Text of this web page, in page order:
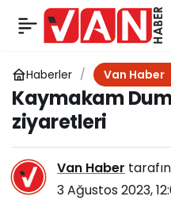
Haberler Van Haber
Kaymakam
ziyaretleri
Van Haber
3 Ağustos 2023,
Kaymakam
Sakarya’dan Kuran
Kurslarına Ziyaret